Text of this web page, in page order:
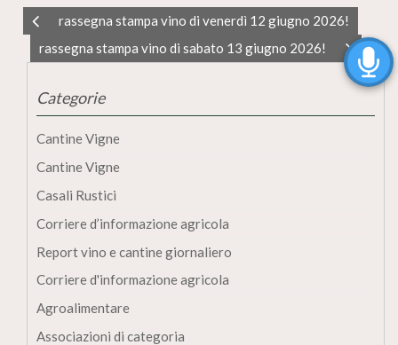
rassegna stampa vino di venerdì 12 giugno 2026!
rassegna stampa vino di sabato 13 giugno 2026!
Categorie
Cantine Vigne
Cantine Vigne
Casali Rustici
Corriere d’informazione agricola
Report vino e cantine giornaliero
Corriere d'informazione agricola
Agroalimentare
Associazioni di categoria